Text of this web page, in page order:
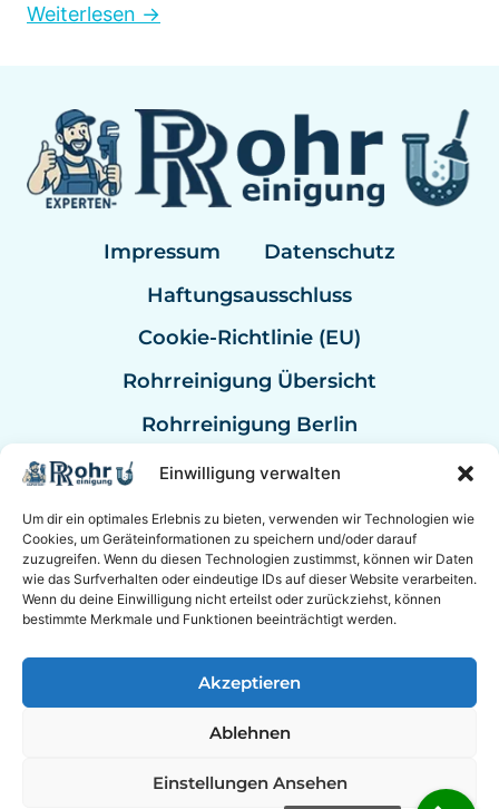
Einwilligung verwalten
Um dir ein optimales Erlebnis zu bieten, verwenden wir Technologien wie
Cookies, um Geräteinformationen zu speichern und/oder darauf
zuzugreifen. Wenn du diesen Technologien zustimmst, können wir Daten
wie das Surfverhalten oder eindeutige IDs auf dieser Website verarbeiten.
Wenn du deine Einwilligung nicht erteilst oder zurückziehst, können
bestimmte Merkmale und Funktionen beeinträchtigt werden.
Akzeptieren
Ablehnen
Einstellungen Ansehen
Weiterlesen →
Impressum
Datenschutz
Haftungsausschluss
Cookie-Richtlinie (EU)
Rohrreinigung Übersicht
Rohrreinigung Berlin
Rohrreinigung Bremen
Rohrreinigung Kassel
Rohrreinigung Mannheim
Rohrreinigung Bundesweit
© 2026 Rohrreinigung Hannover Sanitär mit
24/7 Notdienst.
ROHREXPERTEN BEI SOCIAL MEDIA